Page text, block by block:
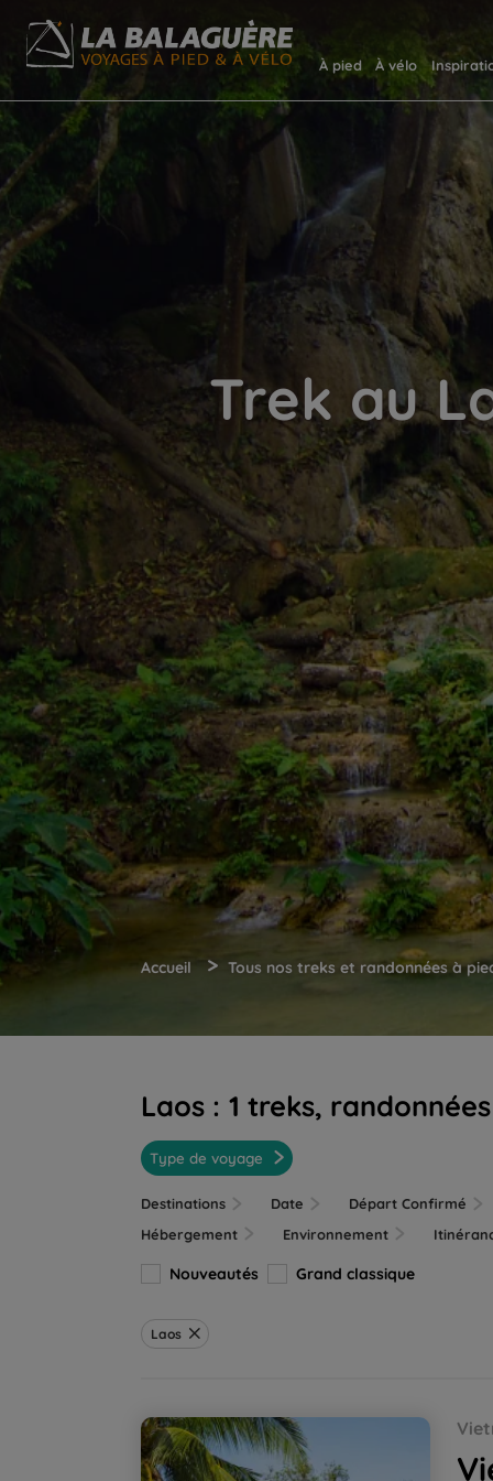
À pied À vélo
Trek au
Accueil > Tous nos treks et randonnées à
Laos : 1 treks,
Type de voyage
Destinations Date Départ Confirmé
Hébergement
Environnement
Nouveautés Grand classique
Laos
Vietnam - Laos, de la baie d'Halong au